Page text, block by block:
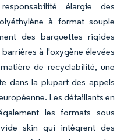
élargie des
à format souple
des barquettes rigides
à l'oxygène élevées
de recyclabilité, une
dans la plupart des appels
Les détaillants en
les formats sous
skin qui intègrent des